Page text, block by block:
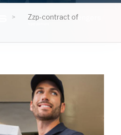
>
Zzp-contract of